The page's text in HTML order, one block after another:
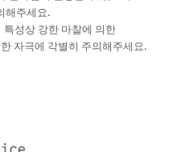
해주세요.
성상 강한 마찰에 의한
자극에 각별히 주의해주세요.